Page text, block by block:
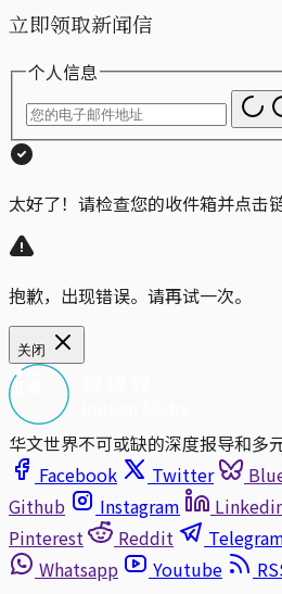
立即领取新闻信
个人信息
太好了！请检查您的收件箱并点击链
抱歉，出现错误。请再试一次。
关闭
华文世界不可或缺的深度报导和多
Facebook
Twitter
Github
Instagram
Pinterest
Reddit
Whatsapp
Youtube